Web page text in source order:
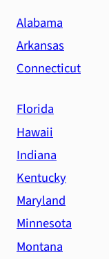
Alabama
Arkansas
Connecticut
Florida
Hawaii
Indiana
Kentucky
Maryland
Minnesota
Montana